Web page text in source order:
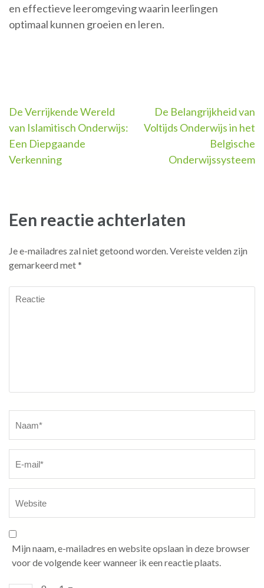
en effectieve leeromgeving waarin leerlingen
optimaal kunnen groeien en leren.
Berichtnavigatie
De Verrijkende Wereld
van Islamitisch Onderwijs:
Een Diepgaande
Verkenning
De Belangrijkheid van
Voltijds Onderwijs in het
Belgische
Onderwijssysteem
Een reactie achterlaten
Je e-mailadres zal niet getoond worden.Vereiste velden zijn
gemarkeerd met*
Mijn naam, e-mailadres en website opslaan in deze browser
voor de volgende keer wanneer ik een reactie plaats.